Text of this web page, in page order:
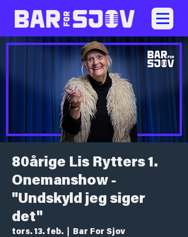
80årige Lis Rytters 1.
Onemanshow -
"Undskyld jeg siger
det"
tors. 13. feb. Bar For Sjov